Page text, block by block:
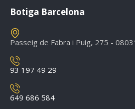
Botiga Barcelona
Passeig de Fabra i Puig, 275 -
93 197 49 29
649 686 584